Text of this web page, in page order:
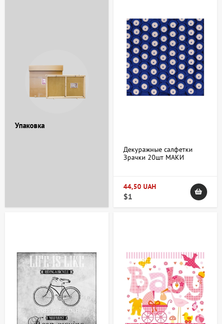
Упаковка
Декуражные салфетки
Зрачки 20шт МАКИ
44,50 UAH
$1